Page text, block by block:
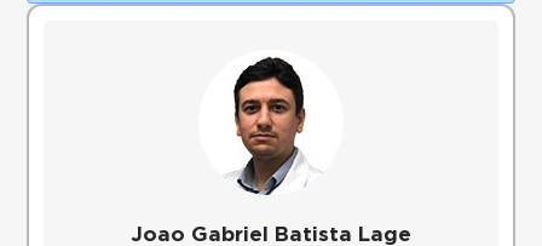
Joao Gabriel Batista Lage